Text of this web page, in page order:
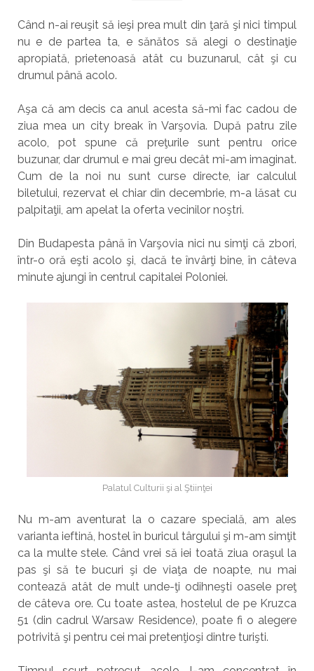
Când n-ai reuşit să ieşi prea mult din ţară şi nici timpul
nu e de partea ta, e sănătos să alegi o destinaţie
apropiată, prietenoasă atât cu buzunarul, cât şi cu
drumul până acolo.
Aşa că am decis ca anul acesta să-mi fac cadou de
ziua mea un city break în Varşovia. După patru zile
acolo, pot spune că preţurile sunt pentru orice
buzunar, dar drumul e mai greu decât mi-am imaginat.
Cum de la noi nu sunt curse directe, iar calculul
biletului, rezervat el chiar din decembrie, m-a lăsat cu
palpitaţii, am apelat la oferta vecinilor noştri.
Din Budapesta până în Varşovia nici nu simţi că zbori,
într-o oră eşti acolo şi, dacă te învârţi bine, în câteva
minute ajungi în centrul capitalei Poloniei.
Palatul Culturii şi al Ştiinţei
Nu m-am aventurat la o cazare specială, am ales
varianta ieftină, hostel în buricul târgului şi m-am simţit
ca la multe stele. Când vrei să iei toată ziua oraşul la
pas şi să te bucuri şi de viaţa de noapte, nu mai
contează atât de mult unde-ţi odihneşti oasele preţ
de câteva ore. Cu toate astea, hostelul de pe Kruzca
51 (din cadrul Warsaw Residence), poate fi o alegere
potrivită şi pentru cei mai pretenţioşi dintre turişti.